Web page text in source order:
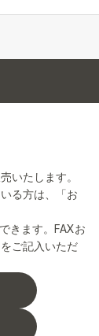
いたします。
る方は、「お
きます。FAXお
ご記入いただ